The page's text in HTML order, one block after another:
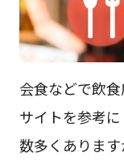
会食などで飲
サイトを参考
数多くありま